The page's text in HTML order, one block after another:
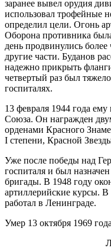
заранее вывел орудия
использовал трофейные
определил цели. Огонь
Оборона противника
день продвинулись
другие части. Буданов
надежно прикрыть
четвертый раз был
госпиталях.
13 февраля 1944 года
Союза. Он награжден
орденами Красного
I степени, Красной
Уже после победы над
госпиталя и был
бригады. В 1948 году
артиллерийские курсы.
работал в Ленинграде.
Умер 13 октября 1969